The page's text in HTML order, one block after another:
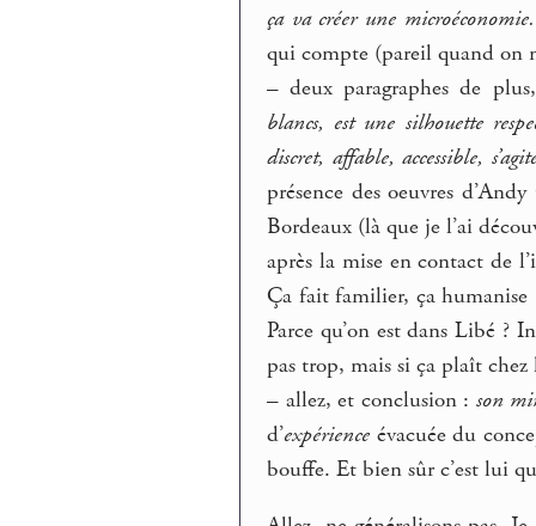
ça va créer une
qui compte (pareil quand on
– deux paragraphes de
blancs, est une silhouette
discret, affable, accessible,
présence des oeuvres
Bordeaux (là que je l’ai
après la mise en contact de
Ça fait familier, ça humanise
Parce qu’on est dans Libé
pas trop, mais si ça plaît
– allez, et conclusion : son
d’expérience évacuée du
bouffe. Et bien sûr c’est lui